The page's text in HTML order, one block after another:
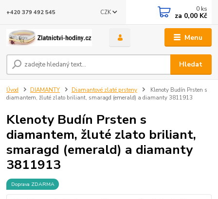
Menu
CZK
Hledat
+420 379 492 545 0 ks
za 0,00 Kč
Úvod DIAMANTY Diamantové zlaté prsteny
Klenoty Budín Prsten s
diamantem, žluté zlato briliant, smaragd (emerald) a diamanty 3811913
Klenoty Budín Prsten s
diamantem, žluté zlato briliant,
smaragd (emerald) a diamanty
3811913
Doprava ZDARMA